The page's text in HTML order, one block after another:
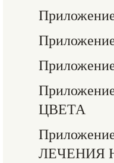
ЦВЕТА
ЛЕЧЕНИЯ